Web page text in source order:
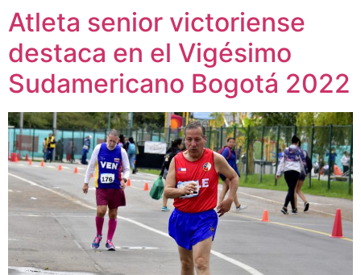
Atleta senior victoriense
destaca en el Vigésimo
Sudamericano Bogotá 2022